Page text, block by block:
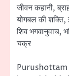
जीवन कहानी,
योगबल की शक्ति,
शिव भगवानुवाच,
चक्र
Purushottam